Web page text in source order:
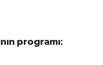
programı: